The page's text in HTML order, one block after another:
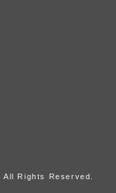
All Rights Reserved.